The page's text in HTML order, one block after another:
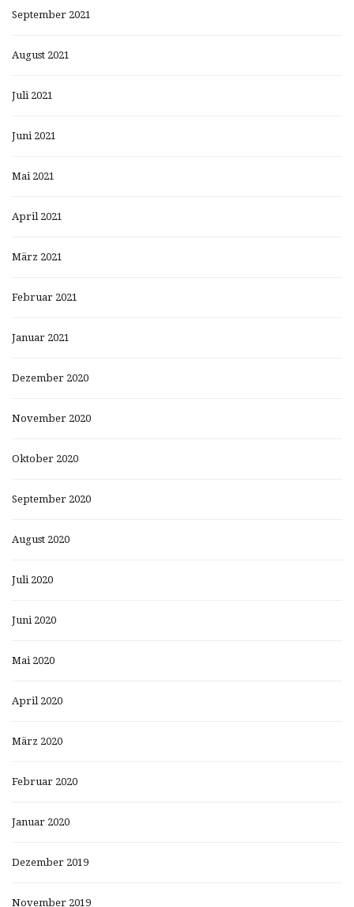
September 2021
August 2021
Juli 2021
Juni 2021
Mai 2021
April 2021
März 2021
Februar 2021
Januar 2021
Dezember 2020
November 2020
Oktober 2020
September 2020
August 2020
Juli 2020
Juni 2020
Mai 2020
April 2020
März 2020
Februar 2020
Januar 2020
Dezember 2019
November 2019